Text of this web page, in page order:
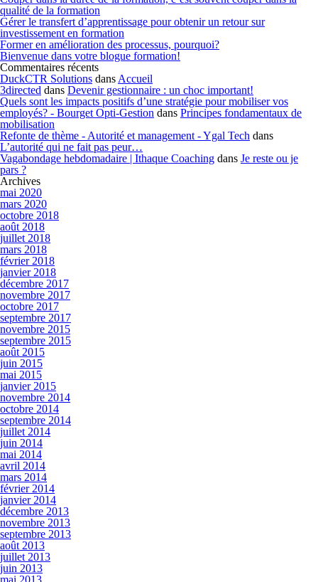
qualité de la formation
Gérer le transfert d’apprentissage pour obtenir un retour sur
investissement en formation
Former en amélioration des processus, pourquoi?
Bienvenue dans votre blogue formation!
Commentaires récents
DuckCTR Solutions dans Accueil
3directed dans Devenir gestionnaire : un choc important!
Quels sont les impacts positifs d’une stratégie pour mobiliser vos
employés? - Bourget Opti-Gestion dans Principes fondamentaux de
mobilisation
Refonte de thème - Autorité et management - Ygal Tech dans
L’autorité qui ne fait pas peur…
Vagabondage hebdomadaire | Ithaque Coaching dans Je reste ou je
pars ?
Archives
mai 2020
mars 2020
octobre 2018
août 2018
juillet 2018
mars 2018
février 2018
janvier 2018
décembre 2017
novembre 2017
octobre 2017
septembre 2017
novembre 2015
septembre 2015
août 2015
juin 2015
mai 2015
janvier 2015
novembre 2014
octobre 2014
septembre 2014
juillet 2014
juin 2014
mai 2014
avril 2014
mars 2014
février 2014
janvier 2014
décembre 2013
novembre 2013
septembre 2013
août 2013
juillet 2013
juin 2013
mai 2013